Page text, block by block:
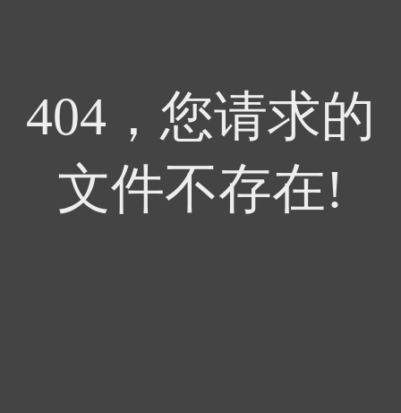
404，您请求的
文件不存在!